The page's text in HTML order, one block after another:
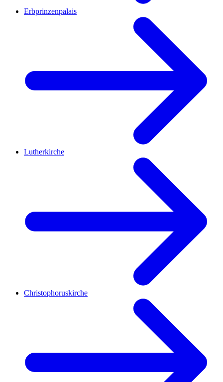
Erbprinzenpalais
Lutherkirche
Christophoruskirche